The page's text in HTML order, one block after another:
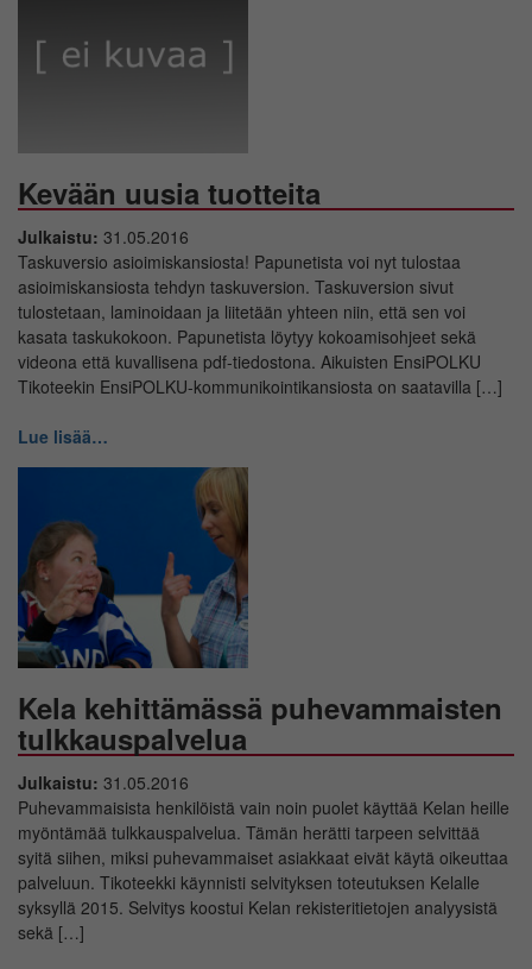
Kevään uusia tuotteita
Julkaistu: 31.05.2016
Taskuversio asioimiskansiosta! Papunetista voi nyt tulostaa
asioimiskansiosta tehdyn taskuversion. Taskuversion sivut
tulostetaan, laminoidaan ja liitetään yhteen niin, että sen voi
kasata taskukokoon. Papunetista löytyy kokoamisohjeet sekä
videona että kuvallisena pdf-tiedostona. Aikuisten EnsiPOLKU
Tikoteekin EnsiPOLKU-kommunikointikansiosta on saatavilla […]
Lue lisää…
Kela kehittämässä puhevammaisten
tulkkauspalvelua
Julkaistu: 31.05.2016
Puhevammaisista henkilöistä vain noin puolet käyttää Kelan heille
myöntämää tulkkauspalvelua. Tämän herätti tarpeen selvittää
syitä siihen, miksi puhevammaiset asiakkaat eivät käytä oikeuttaa
palveluun. Tikoteekki käynnisti selvityksen toteutuksen Kelalle
syksyllä 2015. Selvitys koostui Kelan rekisteritietojen analyysistä
sekä […]